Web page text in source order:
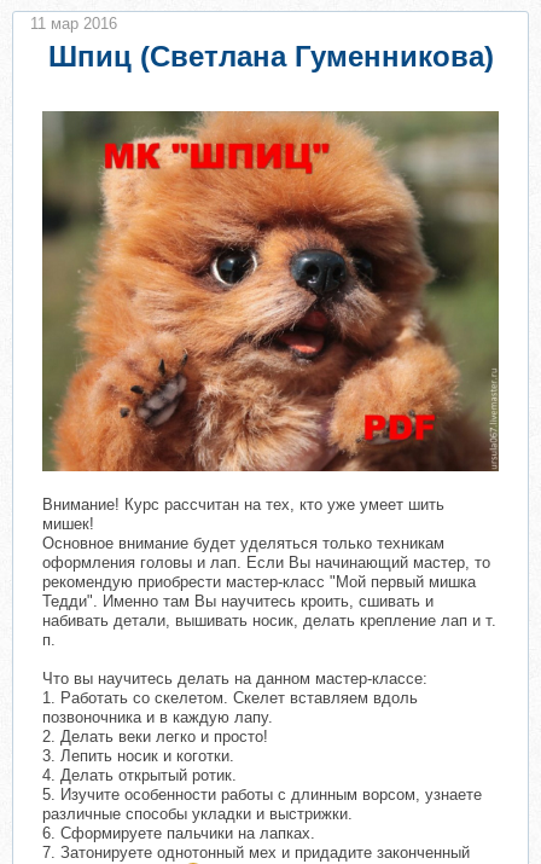
Шпиц (Светлана Гуменникова)
Внимание! Курс рассчитан на тех, кто уже умеет шить
мишек!
Основное внимание будет уделяться только техникам
оформления головы и лап. Если Вы начинающий мастер, то
рекомендую приобрести мастер-класс "Мой первый мишка
Тедди". Именно там Вы научитесь кроить, сшивать и
набивать детали, вышивать носик, делать крепление лап и т.
п.
Что вы научитесь делать на данном мастер-классе:
1. Работать со скелетом. Скелет вставляем вдоль
позвоночника и в каждую лапу.
2. Делать веки легко и просто!
3. Лепить носик и коготки.
4. Делать открытый ротик.
5. Изучите особенности работы с длинным ворсом, узнаете
различные способы укладки и выстрижки.
6. Сформируете пальчики на лапках.
7. Затонируете однотонный мех и придадите законченный
11 мар 2016